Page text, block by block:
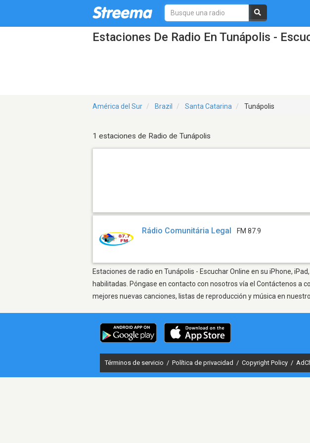
Estaciones De Radio En Tunápolis -
América del Sur Brazil Santa Catarina Tunápolis
1 estaciones de Radio de Tunápolis
Rádio Comunitária Legal FM 87.9
Estaciones de radio en Tunápolis - Escuchar Online en su iPhone,
habilitadas. Póngase en contacto con nosotros vía el Contáctenos a
mejores nuevas canciones, listas de reproducción y música en
Términos de servicio / Política de privacidad / Copyright Policy /